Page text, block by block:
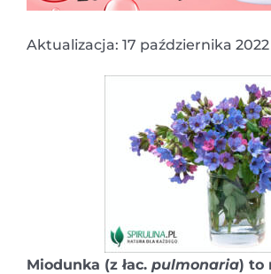
Aktualizacja: 17 października 2022
Miodunka (z łac. pulmonaria) to